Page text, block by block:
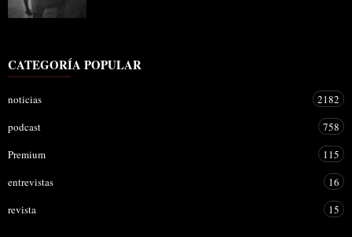
CATEGORÍA POPULAR
noticias
2182
podcast
758
Premium
115
entrevistas
16
revista
15